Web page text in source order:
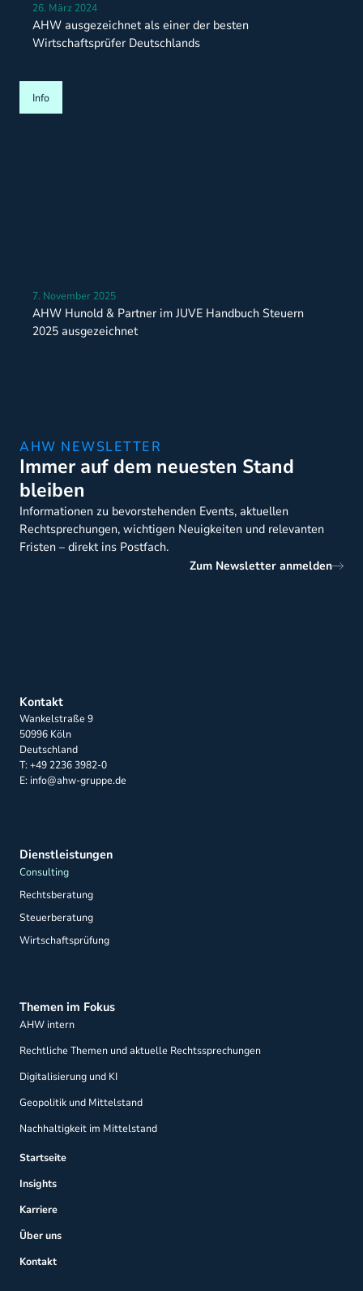
26. März 2024
AHW ausgezeichnet als einer der besten
Wirtschaftsprüfer Deutschlands
Info
7. November 2025
AHW Hunold & Partner im JUVE Handbuch Steuern
2025 ausgezeichnet
AHW NEWSLETTER
Immer auf dem neuesten Stand
bleiben
Informationen zu bevorstehenden Events, aktuellen
Rechtsprechungen, wichtigen Neuigkeiten und relevanten
Fristen – direkt ins Postfach.
Zum Newsletter anmelden
Kontakt
Wankelstraße 9
50996 Köln
Deutschland
T: +49 2236 3982-0
E: info@ahw-gruppe.de
Dienstleistungen
Consulting
Rechtsberatung
Steuerberatung
Wirtschaftsprüfung
Themen im Fokus
AHW intern
Rechtliche Themen und aktuelle Rechtssprechungen
Digitalisierung und KI
Geopolitik und Mittelstand
Nachhaltigkeit im Mittelstand
Startseite
Insights
Karriere
Über uns
Kontakt